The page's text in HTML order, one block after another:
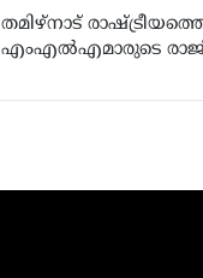
തമിഴ്‌നാട്
എംഎൽഎമാരുടെ രാജി.